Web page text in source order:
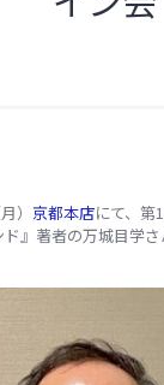
） 京都本店にて、第
』著者の万城目学